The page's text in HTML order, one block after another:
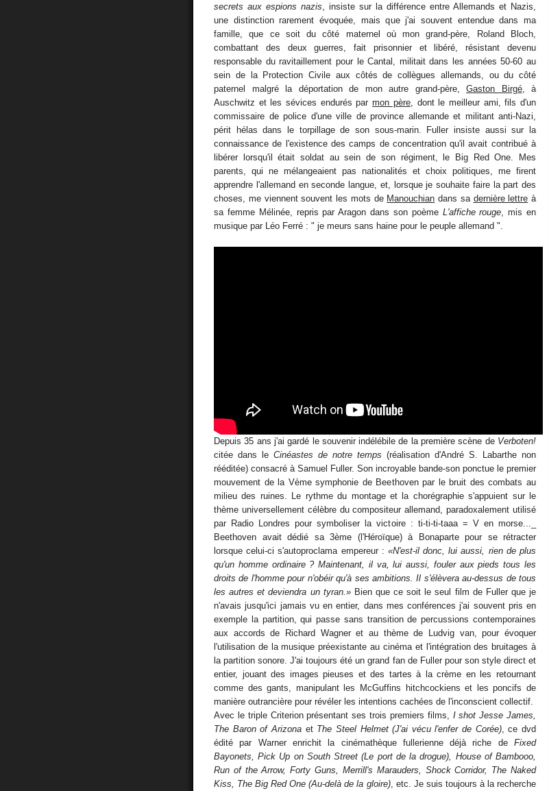
secrets aux espions nazis , insiste sur la différence entre Allemands et Nazis,
une distinction rarement évoquée, mais que j'ai souvent entendue dans ma
famille, que ce soit du côté maternel où mon grand-père, Roland Bloch,
combattant des deux guerres, fait prisonnier et libéré, résistant devenu
responsable du ravitaillement pour le Cantal, militait dans les années 50-60 au
sein de la Protection Civile aux côtés de collègues allemands, ou du côté
paternel malgré la déportation de mon autre grand-père, Gaston Birgé, à
Auschwitz et les sévices endurés parmon père, dont le meilleur ami, fils d'un
commissaire de police d'une ville de province allemande et militant anti-Nazi,
périt hélas dans le torpillage de son sous-marin. Fuller insiste aussi sur la
connaissance de l'existence des camps de concentration qu'il avait contribué à
libérer lorsqu'il était soldat au sein de son régiment, le Big Red One. Mes
parents, qui ne mélangeaient pas nationalités et choix politiques, me firent
apprendre l'allemand en seconde langue, et, lorsque je souhaite faire la part des
choses, me viennent souvent les mots de Manouchian dans sa dernière lettre à
sa femme Mélinée, repris par Aragon dans son poème L'affiche rouge , mis en
musique par Léo Ferré : " je meurs sans haine pour le peuple allemand ".
Depuis 35 ans j'ai gardé le souvenir indélébile de la première scène de Verboten!
citée dans le Cinéastes de notre temps (réalisation d'André S. Labarthe non
rééditée) consacré à Samuel Fuller. Son incroyable bande-son ponctue le premier
mouvement de la Vème symphonie de Beethoven par le bruit des combats au
milieu des ruines. Le rythme du montage et la chorégraphie s'appuient sur le
thème universellement célèbre du compositeur allemand, paradoxalement utilisé
par Radio Londres pour symboliser la victoire : ti-ti-ti-taaa = V en morse..._
Beethoven avait dédié sa 3ème (l'Héroïque) à Bonaparte pour se rétracter
lorsque celui-ci s'autoproclama empereur : «N'est-il donc, lui aussi, rien de plus
qu'un homme ordinaire ? Maintenant, il va, lui aussi, fouler aux pieds tous les
droits de l'homme pour n'obéir qu'à ses ambitions. Il s'élèvera au-dessus de tous
les autres et deviendra un tyran.»Bien que ce soit le seul film de Fuller que je
n'avais jusqu'ici jamais vu en entier, dans mes conférences j'ai souvent pris en
exemple la partition, qui passe sans transition de percussions contemporaines
aux accords de Richard Wagner et au thème de Ludvig van, pour évoquer
l'utilisation de la musique préexistante au cinéma et l'intégration des bruitages à
la partition sonore. J'ai toujours été un grand fan de Fuller pour son style direct et
entier, jouant des images pieuses et des tartes à la crème en les retournant
comme des gants, manipulant les McGuffins hitchcockiens et les poncifs de
manière outrancière pour révéler les intentions cachées de l'inconscient collectif.
Avec le triple Criterion présentant ses trois premiers films, I shot Jesse James,
The Baron of Arizonaet The Steel Helmet (J'ai vécu l'enfer de Corée), ce dvd
édité par Warner enrichit la cinémathèque fullerienne déjà riche de Fixed
Bayonets, Pick Up on South Street (Le port de la drogue), House of Bambooo,
Run of the Arrow, Forty Guns, Merrill's Marauders, Shock Corridor, The Naked
Kiss, The Big Red One (Au-delà de la gloire), etc. Je suis toujours à la recherche